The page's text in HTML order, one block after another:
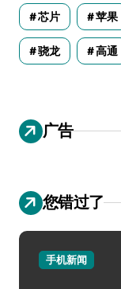
芯片 苹果
骁龙 高通
广告
您错过了
手机新闻